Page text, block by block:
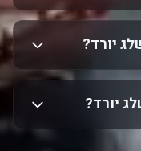
יורד?
יורד?